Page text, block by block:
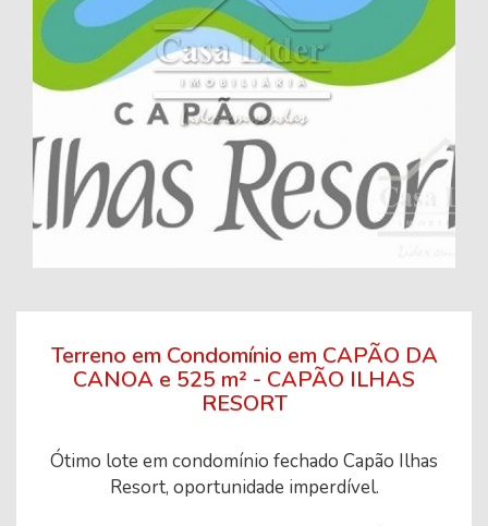
Terreno em Condomínio em CAPÃO DA
CANOA e 525 m² - CAPÃO ILHAS
RESORT
Ótimo lote em condomínio fechado Capão Ilhas
Resort, oportunidade imperdível.